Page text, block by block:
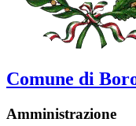
Comune di
Amministrazione